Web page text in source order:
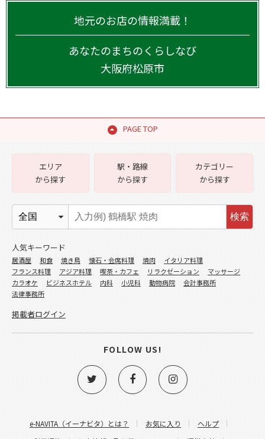
地元のお店の情報満載！
あなたのまちのくらしなび
大阪府松原市
PAGE TOP
e-NAVITA（イーナビタ）とは？ お気に入り
ヘルプ
エリア
から探す
駅・路線
から探す
カテゴリー
から探す
検索
人気キーワード
居酒屋 和食 焼き鳥 懐石・会席料理 焼肉
イタリア料理
フランス料理
アジア料理 喫茶・カフェ リラクゼーション
マッサージ
カラオケ
ビジネスホテル 内科 小児科 動物病院
会計事務所
法律事務所
掲載者ログイン
FOLLOW US!